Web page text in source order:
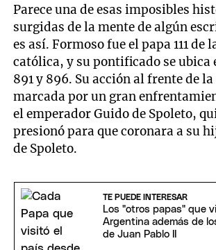
Parece una de esas imposibles
surgidas de la mente de algún
es así. Formoso fue el papa 111 de
católica, y su pontificado se ubica
891 y 896. Su acción al frente de
marcada por un gran
el emperador Guido de Spoleto,
presionó para que coronara a su
de Spoleto.
TE PUEDE INTERESAR
Los "otros papas" que
Argentina además de
de Juan Pablo II